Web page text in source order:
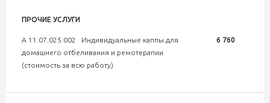
ПРОЧИЕ УСЛУГИ
А 11.07.025.002 Индивидуальные каппы для
домашнего отбеливания и ремотерапии
(стоимость за всю работу)
6 760